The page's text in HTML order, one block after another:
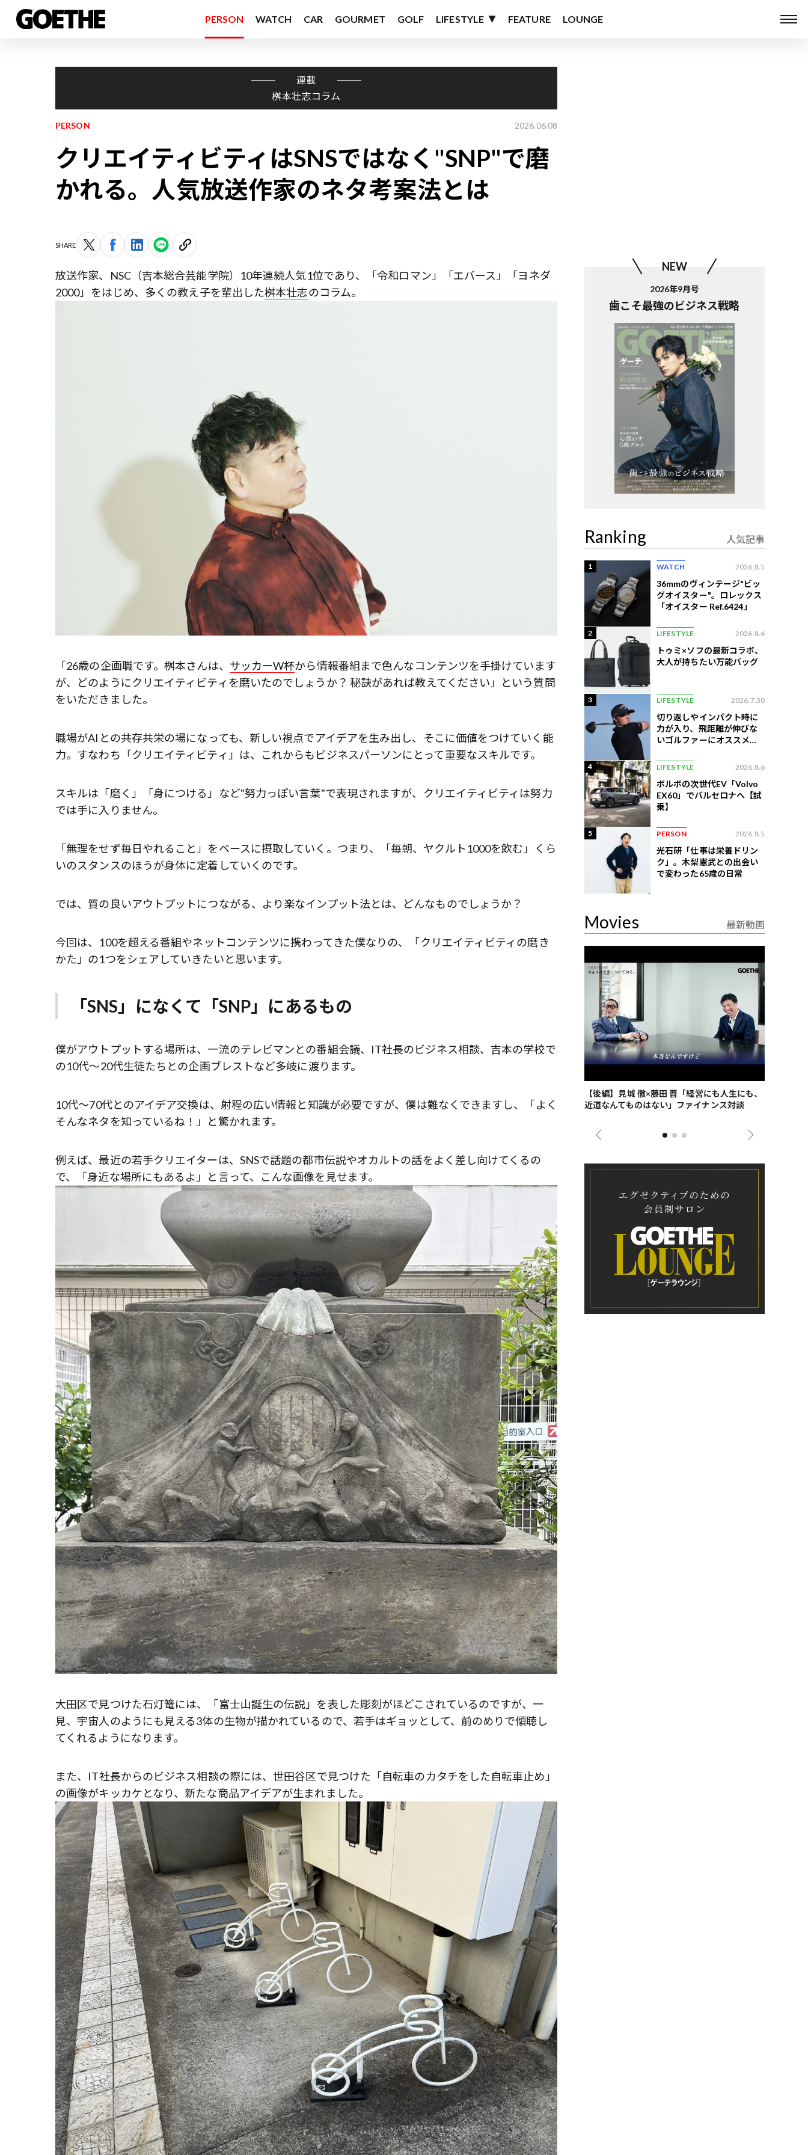
PERSON WATCH CAR GOURMET GOLF LIFESTYLE FEATURE LOUNGE
連載
桝本壮志コラム
PERSON 2026.06.08
クリエイティビティはSNSではなく"SNP"で磨
かれる。人気放送作家のネタ考案法とは
SHARE
放送作家、NSC（吉本総合芸能学院）10年連続人気1位であり、「令和ロマン」「エバース」「ヨネダ
2000」をはじめ、多くの教え子を輩出した桝本壮志のコラム。
「26歳の企画職です。桝本さんは、 サッカーW杯から情報番組まで色んなコンテンツを手掛けています
が、どのようにクリエイティビティを磨いたのでしょうか？ 秘訣があれば教えてください」という質問
をいただきました。
職場がAIとの共存共栄の場になっても、新しい視点でアイデアを生み出し、そこに価値をつけていく能
力。すなわち「クリエイティビティ」は、これからもビジネスパーソンにとって重要なスキルです。
スキルは「磨く」「身につける」など"努力っぽい言葉"で表現されますが、クリエイティビティは努力
では手に入りません。
「無理をせず毎日やれること」をベースに摂取していく。つまり、「毎朝、ヤクルト1000を飲む」くら
いのスタンスのほうが身体に定着していくのです。
では、質の良いアウトプットにつながる、より楽なインプット法とは、どんなものでしょうか？
今回は、100を超える番組やネットコンテンツに携わってきた僕なりの、「クリエイティビティの磨き
かた」の1つをシェアしていきたいと思います。
「SNS」になくて「SNP」にあるもの
僕がアウトプットする場所は、一流のテレビマンとの番組会議、IT社長のビジネス相談、吉本の学校で
の10代～20代生徒たちとの企画ブレストなど多岐に渡ります。
10代～70代とのアイデア交換は、射程の広い情報と知識が必要ですが、僕は難なくできますし、「よく
そんなネタを知っているね！」と驚かれます。
例えば、最近の若手クリエイターは、SNSで話題の都市伝説やオカルトの話をよく差し向けてくるの
で、「身近な場所にもあるよ」と言って、こんな画像を見せます。
大田区で見つけた石灯篭には、「富士山誕生の伝説」を表した彫刻がほどこされているのですが、一
見、宇宙人のようにも見える3体の生物が描かれているので、若手はギョッとして、前のめりで傾聴し
てくれるようになります。
また、IT社長からのビジネス相談の際には、世田谷区で見つけた「自転車のカタチをした自転車止め」
の画像がキッカケとなり、新たな商品アイデアが生まれました。
NEW
2026年9月号
歯こそ最強のビジネス戦略
Ranking 人気記事
1 WATCH 2026.8.5
36mmのヴィンテージ"ビッ
グオイスター"。ロレックス
「オイスター Ref.6424」
2 LIFESTYLE 2026.8.6
トゥミ×ソフの最新コラボ、
大人が持ちたい万能バッグ
3 LIFESTYLE 2026.7.30
切り返しやインパクト時に
力が入り、飛距離が伸びな
いゴルファーにオススメの
4 LIFESTYLE 2026.8.6
ボルボの次世代EV「Volvo
EX60」でバルセロナへ【試
乗】
5 PERSON 2026.8.5
光石研「仕事は栄養ドリン
ク」。木梨憲武との出会い
で変わった65歳の日常
Movies 最新動画
前列ホテル「UMITO 熱海 別邸」
【後編】見城 徹×藤田 晋「経営にも人生にも、
近道なんてものはない」ファイナンス対談